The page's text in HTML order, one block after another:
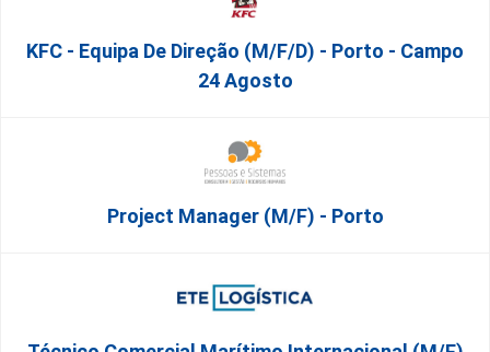
KFC - Equipa De Direção (m/f/d) - Porto - Campo
24 Agosto
Project Manager (m/f) - Porto